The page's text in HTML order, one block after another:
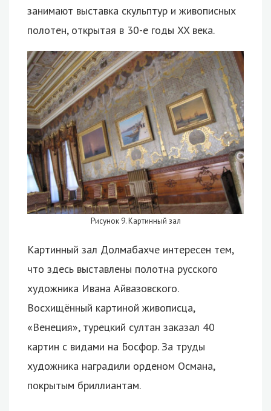
занимают выставка скульптур и живописных
полотен, открытая в 30-е годы XX века.
Рисунок 9. Картинный зал
Картинный зал Долмабахче интересен тем,
что здесь выставлены полотна русского
художника Ивана Айвазовского.
Восхищённый картиной живописца,
«Венеция», турецкий султан заказал 40
картин с видами на Босфор. За труды
художника наградили орденом Османа,
покрытым бриллиантам.